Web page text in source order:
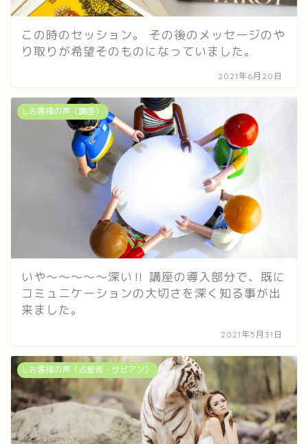
この時のセッション。 その後のメッセージのや
り取りが希望そのものになっていました。
2021年6月20日
∟お客様の声（講座）
いや〜〜〜〜〜深い‼︎ 講座の導入部分で、既に
コミュニケーションの大切さを深く知る事が出
来ました。
2021年5月31日
∟お客様の声（占星術・サビアン）